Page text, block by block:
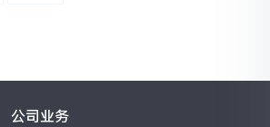
公司业务